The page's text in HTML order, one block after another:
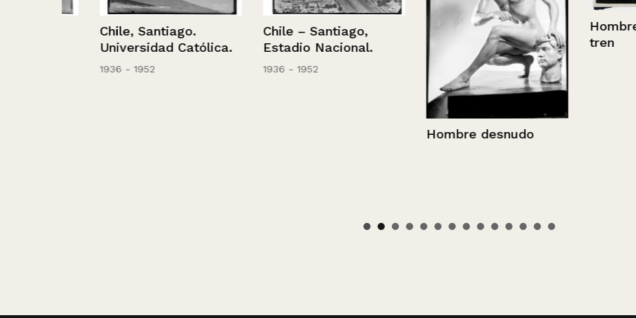
Chile, Santiago.
Universidad Católica.
1936 - 1952
Chile – Santiago,
Estadio Nacional.
1936 - 1952
Hombre desnudo
Hombres
tren